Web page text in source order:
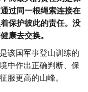
过同一根绳索连接在
保护彼此的责任。没
康去交换。
该国军事登山训练的
中作出正确判断、保
服更高的山峰。